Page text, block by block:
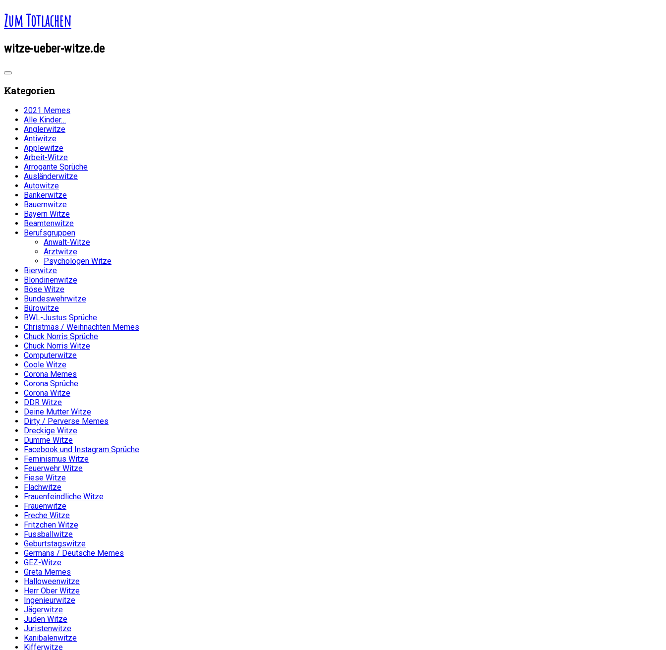
Zum Totlachen
witze-ueber-witze.de
Kategorien
2021 Memes
Alle Kinder…
Anglerwitze
Antiwitze
Applewitze
Arbeit-Witze
Arrogante Sprüche
Ausländerwitze
Autowitze
Bankerwitze
Bauernwitze
Bayern Witze
Beamtenwitze
Berufsgruppen
Anwalt-Witze
Arztwitze
Psychologen Witze
Bierwitze
Blondinenwitze
Böse Witze
Bundeswehrwitze
Bürowitze
BWL-Justus Sprüche
Christmas / Weihnachten Memes
Chuck Norris Sprüche
Chuck Norris Witze
Computerwitze
Coole Witze
Corona Memes
Corona Sprüche
Corona Witze
DDR Witze
Deine Mutter Witze
Dirty / Perverse Memes
Dreckige Witze
Dumme Witze
Facebook und Instagram Sprüche
Feminismus Witze
Feuerwehr Witze
Fiese Witze
Flachwitze
Frauenfeindliche Witze
Frauenwitze
Freche Witze
Fritzchen Witze
Fussballwitze
Geburtstagswitze
Germans / Deutsche Memes
GEZ-Witze
Greta Memes
Halloweenwitze
Herr Ober Witze
Ingenieurwitze
Jägerwitze
Juden Witze
Juristenwitze
Kanibalenwitze
Kifferwitze